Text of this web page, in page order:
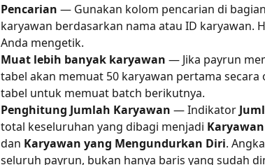
Pencarian — Gunakan kolom pencarian di
karyawan berdasarkan nama atau ID karyawan.
Anda mengetik.
Muat lebih banyak karyawan — Jika payrun
tabel akan memuat 50 karyawan pertama
tabel untuk memuat batch berikutnya.
Penghitung Jumlah Karyawan — Indikator
total keseluruhan yang dibagi menjadi
dan Karyawan yang Mengundurkan Diri.
seluruh payrun, bukan hanya baris yang sudah